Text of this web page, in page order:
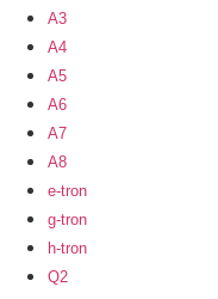
A3
A4
A5
A6
A7
A8
e-tron
g-tron
h-tron
Q2